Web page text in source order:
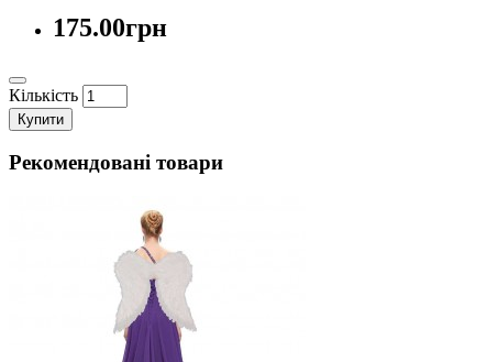
175.00грн
Кількість
Купити
Рекомендовані товари